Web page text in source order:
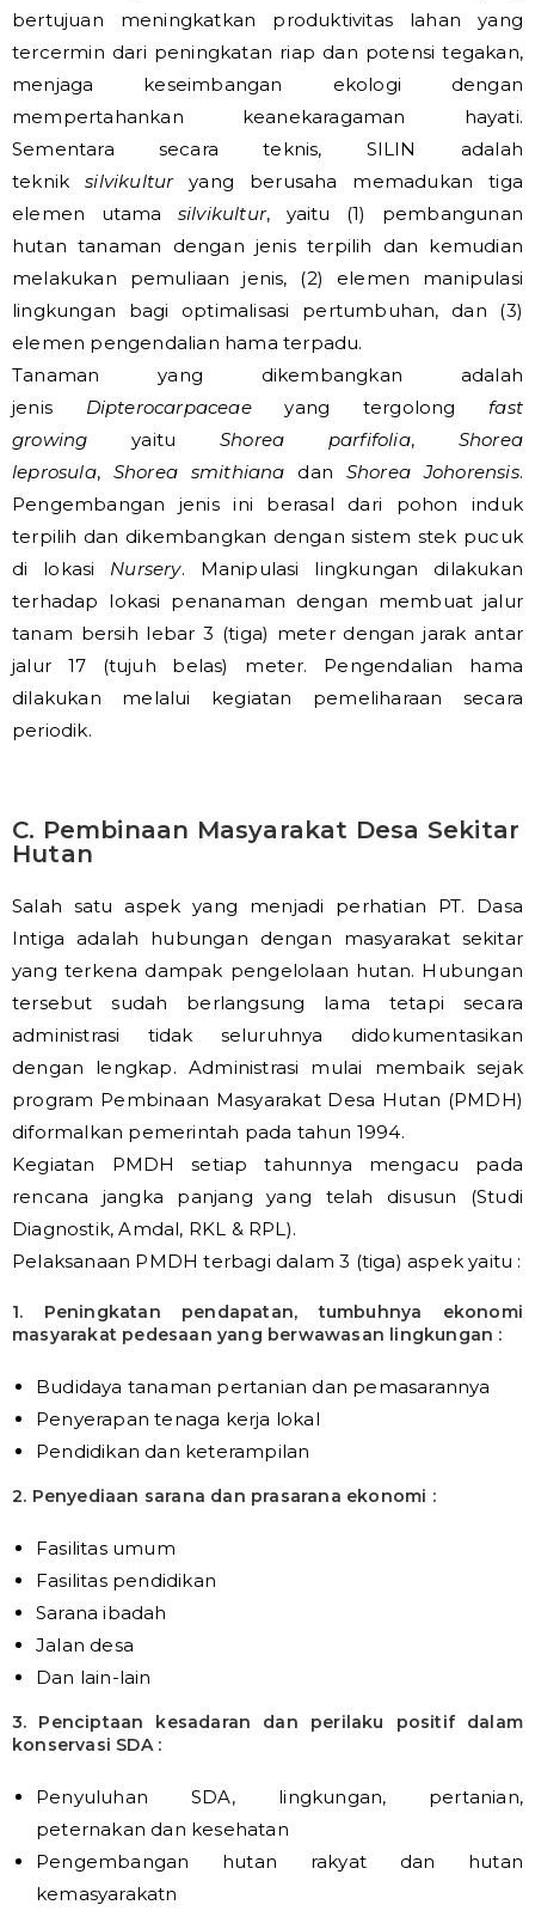
bertujuan meningkatkan produktivitas lahan yang
tercermin dari peningkatan riap dan potensi tegakan,
menjaga keseimbangan ekologi dengan
mempertahankan keanekaragaman hayati.
Sementara secara teknis, SILIN adalah
tekniksilvikulturyang berusaha memadukan tiga
elemen utama silvikultur, yaitu (1) pembangunan
hutan tanaman dengan jenis terpilih dan kemudian
melakukan pemuliaan jenis, (2) elemen manipulasi
lingkungan bagi optimalisasi pertumbuhan, dan (3)
elemen pengendalian hama terpadu.
Tanaman yang dikembangkan adalah
jenis Dipterocarpaceaeyang tergolong fast
growing yaitu Shorea parfifolia, Shorea
leprosula, Shorea smithiana dan Shorea Johorensis.
Pengembangan jenis ini berasal dari pohon induk
terpilih dan dikembangkan dengan sistem stek pucuk
di lokasi Nursery. Manipulasi lingkungan dilakukan
terhadap lokasi penanaman dengan membuat jalur
tanam bersih lebar 3 (tiga) meter dengan jarak antar
jalur 17 (tujuh belas) meter. Pengendalian hama
dilakukan melalui kegiatan pemeliharaan secara
periodik.
C. Pembinaan Masyarakat Desa Sekitar
Hutan
Salah satu aspek yang menjadi perhatian PT. Dasa
Intiga adalah hubungan dengan masyarakat sekitar
yang terkena dampak pengelolaan hutan. Hubungan
tersebut sudah berlangsung lama tetapi secara
administrasi tidak seluruhnya didokumentasikan
dengan lengkap. Administrasi mulai membaik sejak
program Pembinaan Masyarakat Desa Hutan (PMDH)
diformalkan pemerintah pada tahun 1994.
Kegiatan PMDH setiap tahunnya mengacu pada
rencana jangka panjang yang telah disusun (Studi
Diagnostik, Amdal, RKL & RPL).
Pelaksanaan PMDH terbagi dalam 3 (tiga) aspek yaitu :
1. Peningkatan pendapatan, tumbuhnya ekonomi
masyarakat pedesaan yang berwawasan lingkungan :
Budidaya tanaman pertanian dan pemasarannya
Penyerapan tenaga kerja lokal
Pendidikan dan keterampilan
2. Penyediaan sarana dan prasarana ekonomi :
Fasilitas umum
Fasilitas pendidikan
Sarana ibadah
Jalan desa
Dan lain-lain
3. Penciptaan kesadaran dan perilaku positif dalam
konservasi SDA :
Penyuluhan SDA, lingkungan, pertanian,
peternakan dan kesehatan
Pengembangan hutan rakyat dan hutan
kemasyarakatn